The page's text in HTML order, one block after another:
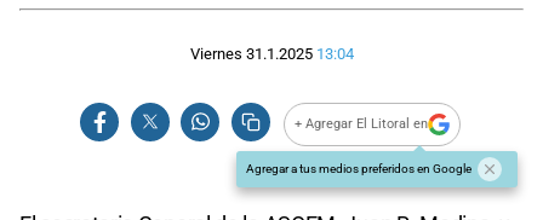
Viernes 31.1.2025 13:04
+ Agregar El Litoral en
Agregar a tus medios preferidos en Google